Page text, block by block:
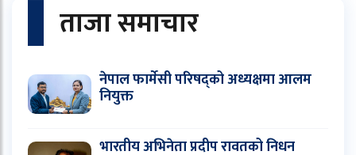
ताजा समाचार
नेपाल फार्मेसी परिषद्को अध्यक्षमा आलम
नियुक्त
भारतीय अभिनेता प्रदीप रावतको निधन